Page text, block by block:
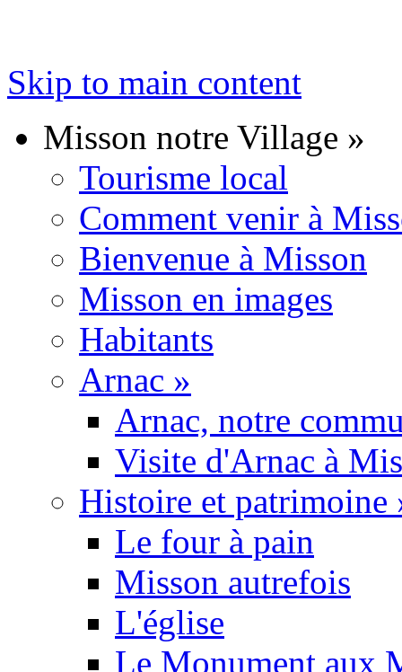
Skip to main content
Misson notre Village »
Tourisme local
Comment venir à
Bienvenue à Misson
Misson en images
Habitants
Arnac »
Arnac, notre
Visite d'Arnac à
Histoire et patrimoine
Le four à pain
Misson autrefois
L'église
Le Monument aux